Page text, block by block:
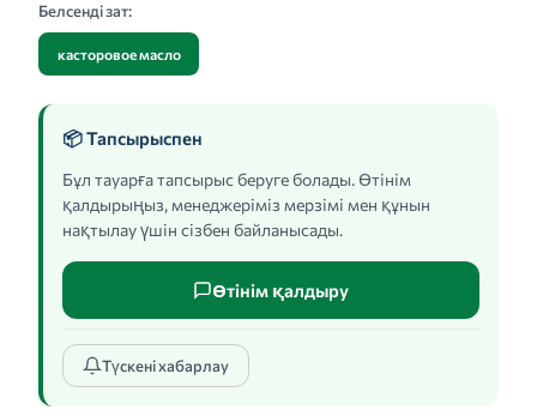
Белсенді зат:
касторовое масло
📦 Тапсырыспен
Бұл тауарға тапсырыс беруге болады. Өтінім
қалдырыңыз, менеджеріміз мерзімі мен құнын
нақтылау үшін сізбен байланысады.
Өтінім қалдыру
Түскені хабарлау